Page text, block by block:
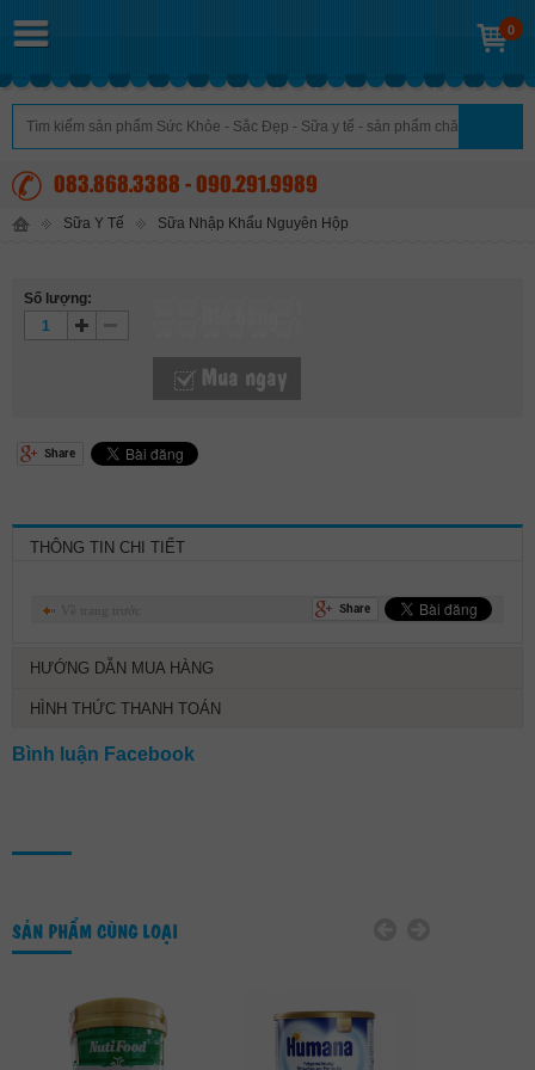
0
083.868.3388 - 090.291.9989
Sữa Y Tế Sữa Nhập Khẩu Nguyên Hộp
Số lượng:
Mua ngay
THÔNG TIN CHI TIẾT
Về trang trước
HƯỚNG DẪN MUA HÀNG
HÌNH THỨC THANH TOÁN
Bình luận Facebook
SẢN PHẨM CÙNG LOẠI